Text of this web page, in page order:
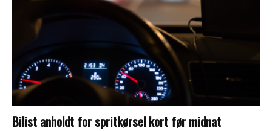
Bilist anholdt for spritkørsel kort før midnat